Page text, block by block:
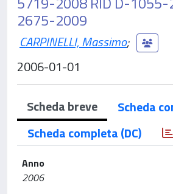
2675-2009
CARPINELLI, Massimo;
2006-01-01
Scheda breve
Scheda
Scheda completa (DC)
Anno
2006